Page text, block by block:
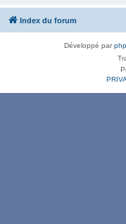
Index du forum
Développé par